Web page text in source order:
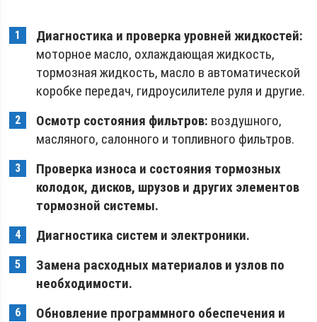
Диагностика и проверка уровней жидкостей:
моторное масло, охлаждающая жидкость,
тормозная жидкость, масло в автоматической
коробке передач, гидроусилителе руля и другие.
Осмотр состояния фильтров: воздушного,
масляного, салонного и топливного фильтров.
Проверка износа и состояния тормозных
колодок, дисков, шрузов и других элементов
тормозной системы.
Диагностика систем и электроники.
Замена расходных материалов и узлов по
необходимости.
Обновление программного обеспечения и